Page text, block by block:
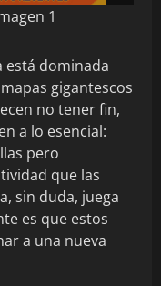
1
está dominada
gigantescos
no tener fin,
a lo esencial:
pero
que las
sin duda, juega
es que estos
a una nueva